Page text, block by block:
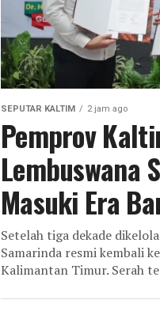
SEPUTAR KALTIM 2 jam ago
Pemprov
Lembuswana
Masuki Era
Setelah tiga dekade
Samarinda resmi kembali
Kalimantan Timur. Serah